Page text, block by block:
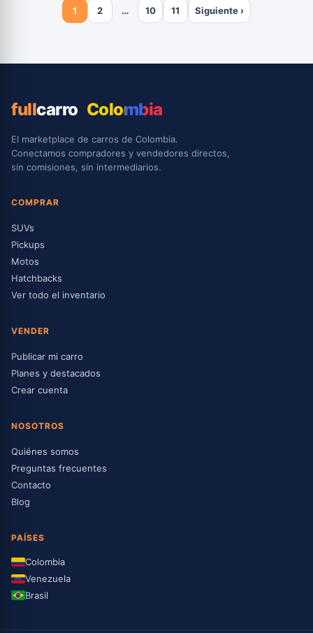
1 2 … 10 11 Siguiente ›
fullcarro Colombia
El marketplace de carros de Colombia.
Conectamos compradores y vendedores directos,
sin comisiones, sin intermediarios.
COMPRAR
SUVs
Pickups
Motos
Hatchbacks
Ver todo el inventario
VENDER
Publicar mi carro
Planes y destacados
Crear cuenta
NOSOTROS
Quiénes somos
Preguntas frecuentes
Contacto
Blog
PAÍSES
Colombia
Venezuela
Brasil